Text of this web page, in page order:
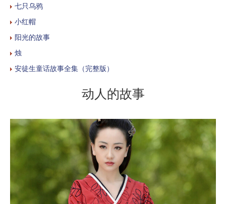
七只乌鸦
小红帽
阳光的故事
烛
安徒生童话故事全集（完整版）
动人的故事